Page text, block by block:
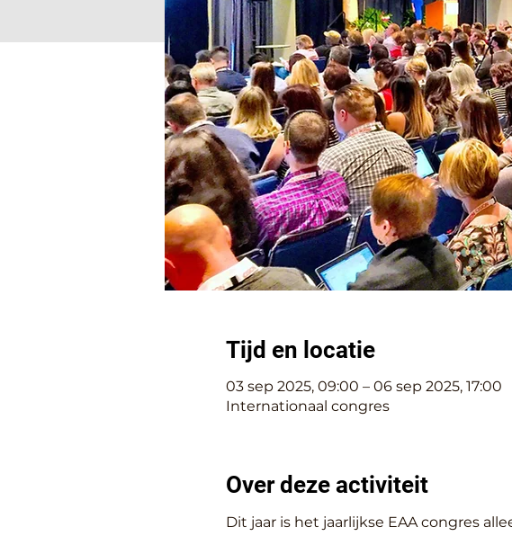
Tijd en locatie
03 sep 2025, 09:00 – 06 sep 2025, 17:00
Internationaal congres
Over deze activiteit
Dit jaar is het jaarlijkse EAA congres